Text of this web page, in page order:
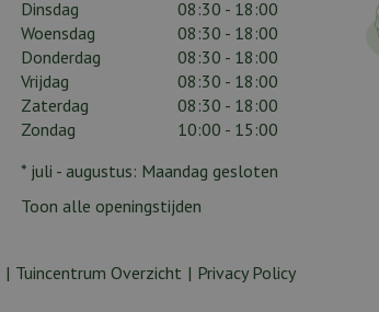
Dinsdag
08:30 - 18:00
Woensdag
08:30 - 18:00
Donderdag
08:30 - 18:00
Vrijdag
08:30 - 18:00
Zaterdag
08:30 - 18:00
Zondag
10:00 - 15:00
* juli - augustus: Maandag gesloten
Toon alle openingstijden
Tuincentrum Overzicht Privacy Policy